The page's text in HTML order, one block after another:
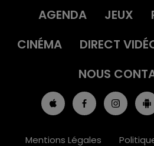
AGENDA
JEUX
CINÉMA
DIRECT
NOUS
Mentions Légales